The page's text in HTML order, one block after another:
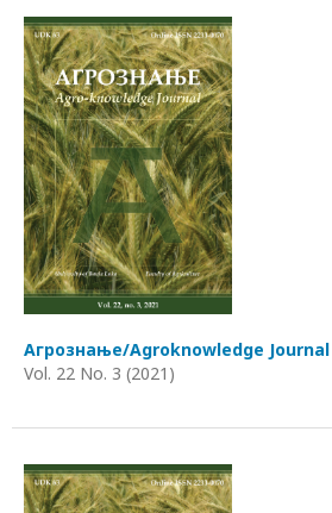
Агрознање/Agroknowledge Journal
Vol. 22 No. 3 (2021)